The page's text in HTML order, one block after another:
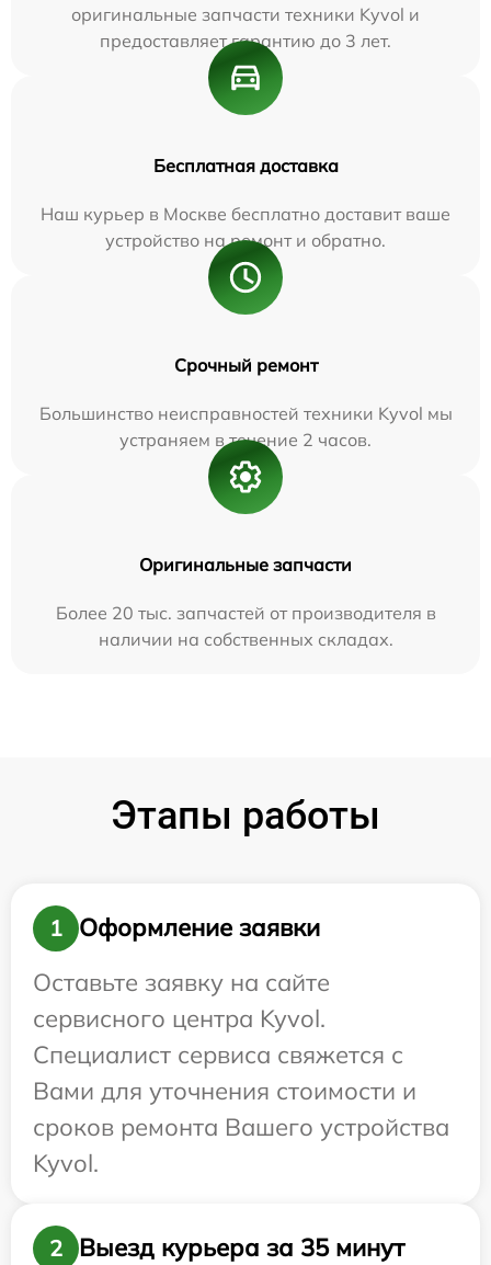
оригинальные запчасти техники Kyvol и
предоставляет гарантию до 3 лет.
Бесплатная доставка
Наш курьер в Москве бесплатно доставит ваше
устройство на ремонт и обратно.
Срочный ремонт
Большинство неисправностей техники Kyvol мы
устраняем в течение 2 часов.
Оригинальные запчасти
Более 20 тыс. запчастей от производителя в
наличии на собственных складах.
Этапы работы
1
Оформление заявки
Оставьте заявку на сайте
сервисного центра Kyvol.
Специалист сервиса свяжется с
Вами для уточнения стоимости и
сроков ремонта Вашего устройства
Kyvol.
2
Выезд курьера за 35 минут